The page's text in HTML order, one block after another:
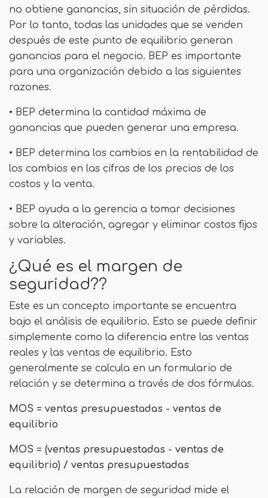
no obtiene ganancias, sin situación de pérdidas.
Por lo tanto, todas las unidades que se venden
después de este punto de equilibrio generan
ganancias para el negocio. BEP es importante
para una organización debido a las siguientes
razones.
• BEP determina la cantidad máxima de
ganancias que pueden generar una empresa.
• BEP determina los cambios en la rentabilidad de
los cambios en las cifras de los precios de los
costos y la venta.
• BEP ayuda a la gerencia a tomar decisiones
sobre la alteración, agregar y eliminar costos fijos
y variables.
¿Qué es el margen de
seguridad??
Este es un concepto importante se encuentra
bajo el análisis de equilibrio. Esto se puede definir
simplemente como la diferencia entre las ventas
reales y las ventas de equilibrio. Esto
generalmente se calcula en un formulario de
relación y se determina a través de dos fórmulas.
MOS = ventas presupuestadas - ventas de
equilibrio
MOS = (ventas presupuestadas - ventas de
equilibrio) / ventas presupuestadas
La relación de margen de seguridad mide el